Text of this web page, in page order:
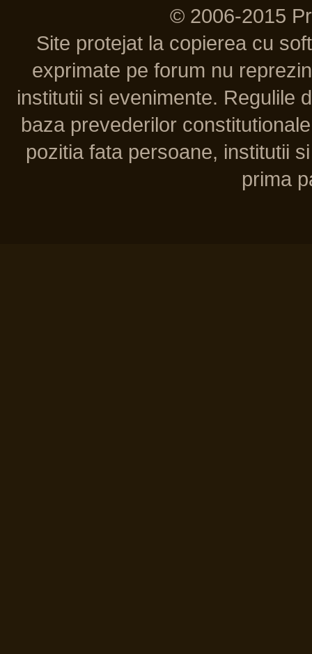
© 2006-2015
Site protejat la copierea cu
exprimate pe forum nu
institutii si evenimente. Regulile
baza prevederilor
pozitia fata persoane, institutii
prima